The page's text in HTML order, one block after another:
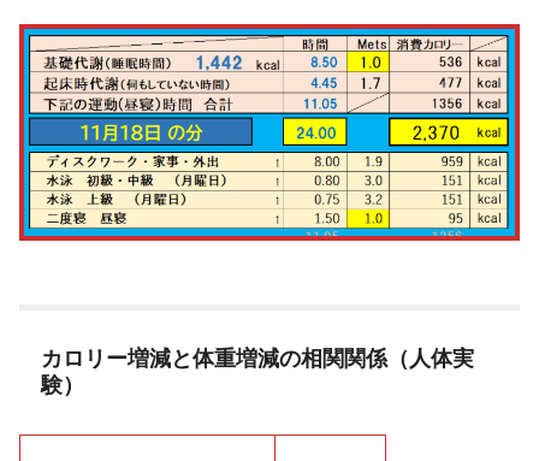
カロリー増減と体重増減の相関関係（人体実
験）